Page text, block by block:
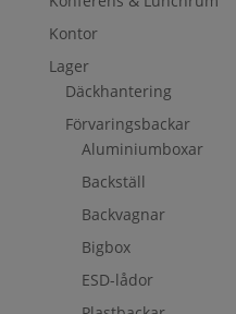
Kontor
Lager
Däckhantering
Förvaringsbackar
Aluminiumboxar
Backställ
Backvagnar
Bigbox
ESD-lådor